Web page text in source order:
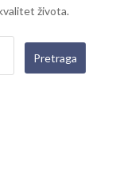
života.